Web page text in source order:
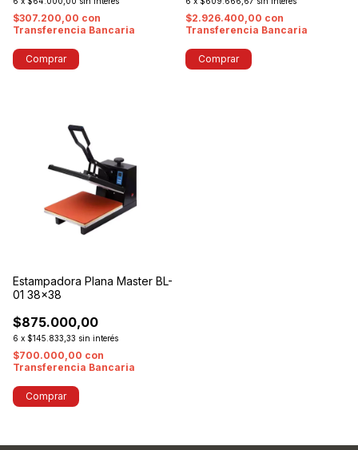
$307.200,00 con
Transferencia Bancaria
$2.926.400,00 con
Transferencia Bancaria
Estampadora Plana Master BL-
01 38x38
$875.000,00
6 x $145.833,33 sin interés
$700.000,00 con
Transferencia Bancaria